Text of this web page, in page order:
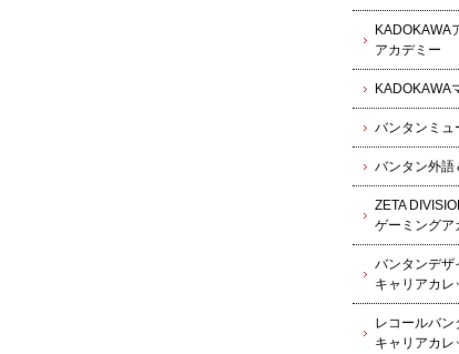
KADOKAWA
アカデミー
KADOKAWA
バンタンミュ
バンタン外語
ZETA
ゲーミングア
バンタンデザ
キャリアカレ
レコールバン
キャリアカレ